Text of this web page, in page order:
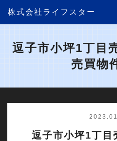
株式会社ライフスター
逗子市小坪1丁目
売買物
逗子市小坪1丁目